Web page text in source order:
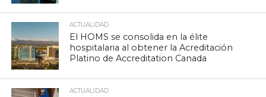
ACTUALIDAD
El HOMS se consolida en la élite
hospitalaria al obtener la Acreditación
Platino de Accreditation Canada
ACTUALIDAD